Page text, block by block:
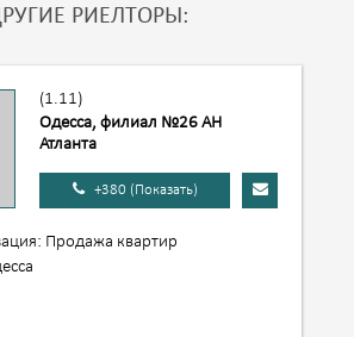
РИЕЛТОРЫ:
(1.11)
Одесса, филиал №26 АН
Атланта
+380 (Показать)
Продажа квартир